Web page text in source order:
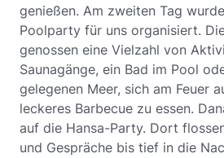
genießen. Am zweiten Tag
Poolparty für uns organisiert.
genossen eine Vielzahl von
Saunagänge, ein Bad im Pool
gelegenen Meer, sich am Feuer
leckeres Barbecue zu essen.
auf die Hansa-Party. Dort
und Gespräche bis tief in die